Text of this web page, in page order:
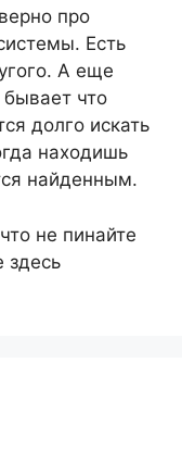
про
Есть
А еще
что
долго искать
находишь
найденным.
не пинайте
здесь